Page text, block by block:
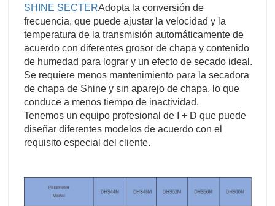
SHINE SECTERAdopta la conversión de
frecuencia, que puede ajustar la velocidad y la
temperatura de la transmisión automáticamente de
acuerdo con diferentes grosor de chapa y contenido
de humedad para lograr y un efecto de secado ideal.
Se requiere menos mantenimiento para la secadora
de chapa de Shine y sin aparejo de chapa, lo que
conduce a menos tiempo de inactividad.
Tenemos un equipo profesional de I + D que puede
diseñar diferentes modelos de acuerdo con el
requisito especial del cliente.